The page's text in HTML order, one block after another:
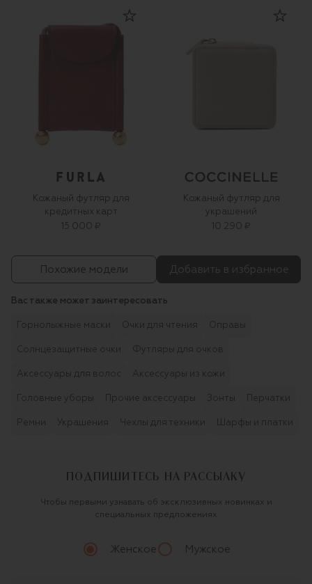
Кожаный футляр для
кредитных карт
15 000 ₽
Кожаный футляр для
украшений
10 290 ₽
Похожие модели Добавить в избранное
Вас также может заинтересовать
Горнолыжные маски Очки для чтения Оправы
Солнцезащитные очки Футляры для очков
Аксессуары для волос Аксессуары из кожи
Головные уборы Прочие аксессуары Зонты Перчатки
Ремни Украшения Чехлы для техники Шарфы и платки
ПОДПИШИТЕСЬ НА РАССЫЛКУ
Чтобы первыми узнавать об эксклюзивных новинках и
специальных предложениях
Женское Мужское